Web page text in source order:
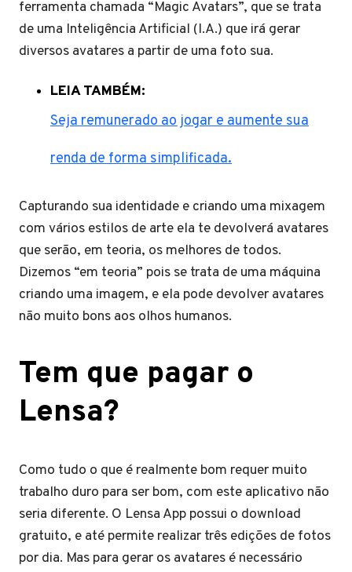
ferramenta chamada “Magic Avatars”, que se trata
de uma Inteligência Artificial (I.A.) que irá gerar
diversos avatares a partir de uma foto sua.
LEIA TAMBÉM:
Seja remunerado ao jogar e aumente sua
renda de forma simplificada.
Capturando sua identidade e criando uma mixagem
com vários estilos de arte ela te devolverá avatares
que serão, em teoria, os melhores de todos.
Dizemos “em teoria” pois se trata de uma máquina
criando uma imagem, e ela pode devolver avatares
não muito bons aos olhos humanos.
Tem que pagar o
Lensa?
Como tudo o que é realmente bom requer muito
trabalho duro para ser bom, com este aplicativo não
seria diferente. O Lensa App possui o download
gratuito, e até permite realizar três edições de fotos
por dia. Mas para gerar os avatares é necessário